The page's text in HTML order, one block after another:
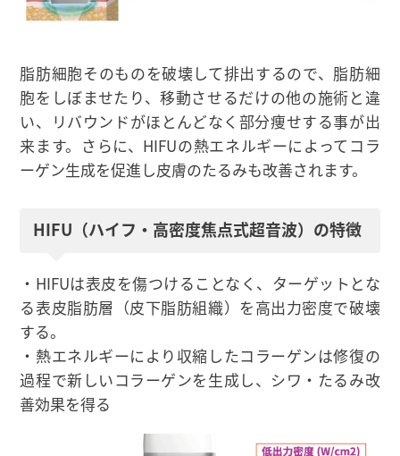
脂肪細胞そのものを破壊して排出するので、脂肪細
胞をしぼませたり、移動させるだけの他の施術と違
い、リバウンドがほとんどなく部分痩せする事が出
来ます。さらに、HIFUの熱エネルギーによってコラ
ーゲン生成を促進し皮膚のたるみも改善されます。
HIFU（ハイフ・高密度焦点式超音波）の特徴
・HIFUは表皮を傷つけることなく、ターゲットとな
る表皮脂肪層（皮下脂肪組織）を高出力密度で破壊
する。
・熱エネルギーにより収縮したコラーゲンは修復の
過程で新しいコラーゲンを生成し、シワ・たるみ改
善効果を得る